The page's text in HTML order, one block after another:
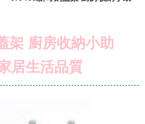
架 廚房收納小助
居生活品質